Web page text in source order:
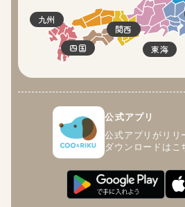
東海
関西
四国
九州
公式アプリ
公式アプリがリリ
ダウンロードはこ